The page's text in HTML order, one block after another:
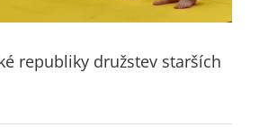
republiky družstev starších